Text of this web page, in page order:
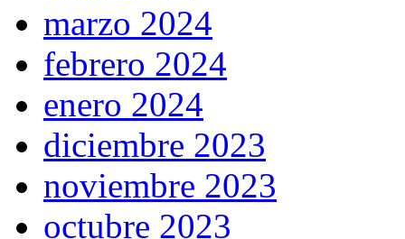
marzo 2024
febrero 2024
enero 2024
diciembre 2023
noviembre 2023
octubre 2023